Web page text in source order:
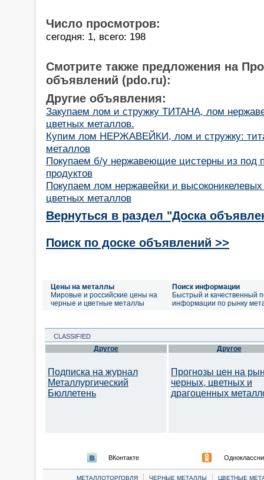
Число просмотров:
сегодня: 1, всего: 198
Смотрите также предложения на
объявлений (pdo.ru):
Другие объявления:
Закупаем лом и стружку ТИТАНА, лом
цветных металлов.
Купим лом НЕРЖАВЕЙКИ, лом и стружку:
металлов
Покупаем б/у нержавеющие цистерны из под
продуктов
Покупаем лом нержавейки и
цветных металлов
Вернуться в раздел "Доска
Поиск по доске объявлений >>
Цены на металлы
Мировые и российские цены на
черные и цветные металлы
Поиск информации
Быстрый и качественный
информации по рынку
CLASSIFIED
Другое
Подписка на журнал
Металлургический
Бюллетень
Другое
Прогнозы цен на
черных, цветных и
драгоценных
ВКонтакте
МЕТАЛЛОТОРГОВЛЯ | ЧЕРНЫЕ МЕТАЛЛЫ | ЦВЕТНЫЕ